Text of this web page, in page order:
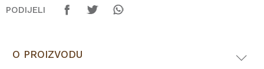
PODIJELI
O PROIZVODU